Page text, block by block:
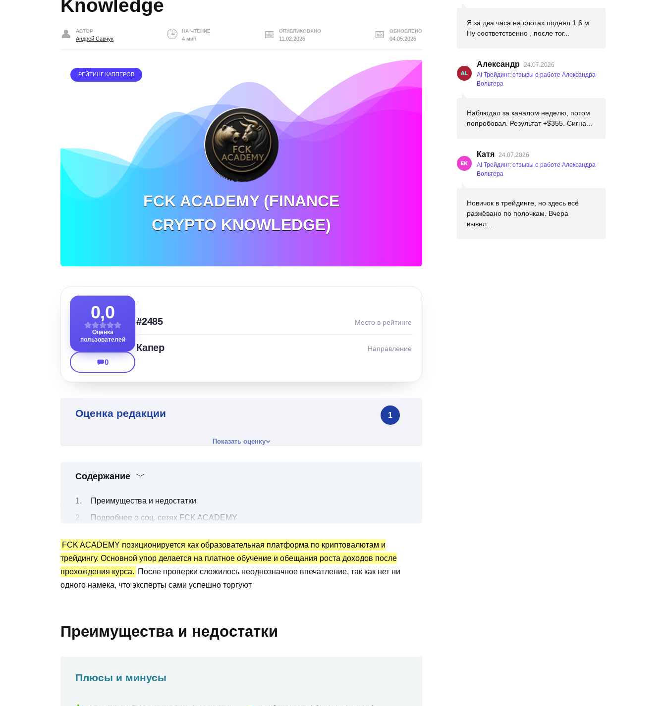
Knowledge
АВТОР
Андрей Савчук
НА ЧТЕНИЕ
4 мин
ОПУБЛИКОВАНО
11.02.2026
ОБНОВЛЕНО
04.05.2026
FCK ACADEMY (FINANCE
CRYPTO KNOWLEDGE)
РЕЙТИНГ КАППЕРОВ
0,0
Оценка
пользователей
0
#2485 Место в рейтинге
Капер Направление
Оценка редакции 1
Показать оценку
Содержание
Преимущества и недостатки
Подробнее о соц. сетях FCK ACADEMY
Статистика и доказательства результата: чего не хватает?
Отзывы о курсах FCK ACADEMY: почему картинка расходится?
Выводы по обзору
FCK ACADEMY позиционируется как образовательная платформа по криптовалютам и
трейдингу. Основной упор делается на платное обучение и обещания роста доходов после
прохождения курса. После проверки сложилось неоднозначное впечатление, так как нет ни
одного намека, что эксперты сами успешно торгуют
Преимущества и недостатки
Плюсы и минусы
Я за два часа на слотах поднял 1.6 м
Ну соответственно , после тог...
Александр
24.07.2026
AI Трейдинг: отзывы о работе Александра
Вольтера
Наблюдал за каналом неделю, потом
попробовал. Результат +$355. Сигна...
Катя 24.07.2026
AI Трейдинг: отзывы о работе Александра
Вольтера
Новичок в трейдинге, но здесь всё
разжёвано по полочкам. Вчера
вывел...